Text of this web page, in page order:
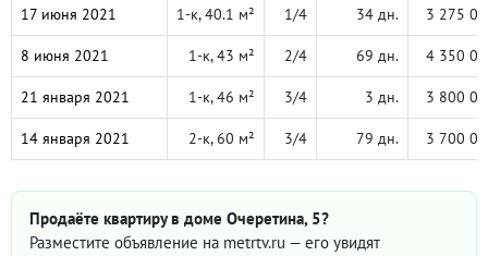
17 июня 2021 1-к, 40.1 м² 1/4 34 дн. 3 275
8 июня 2021 1-к, 43 м² 2/4 69 дн. 4 350
21 января 2021 1-к, 46 м² 3/4 3 дн. 3 800
14 января 2021 2-к, 60 м² 3/4 79 дн. 3 700
Продаёте квартиру в доме Очеретина, 5?
Разместите объявление на metrtv.ru — его увидят